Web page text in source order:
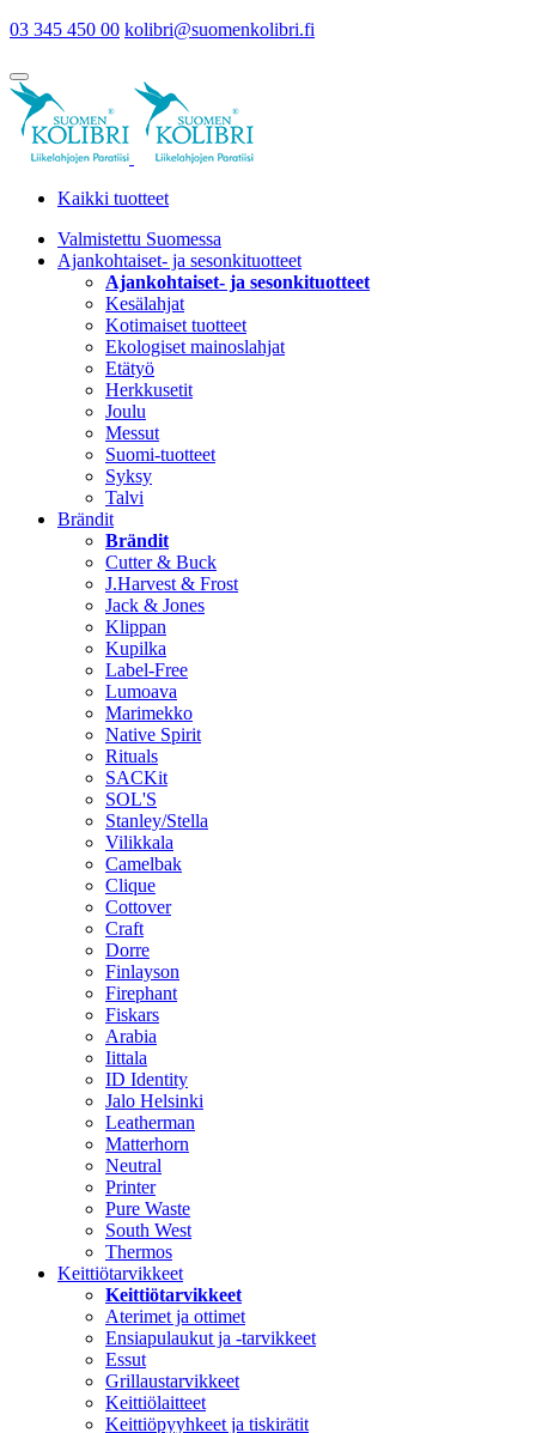
03 345 450 00 kolibri@suomenkolibri.fi
Kaikki tuotteet
Valmistettu Suomessa
Ajankohtaiset- ja sesonkituotteet
Ajankohtaiset- ja sesonkituotteet
Kesälahjat
Kotimaiset tuotteet
Ekologiset mainoslahjat
Etätyö
Herkkusetit
Joulu
Messut
Suomi-tuotteet
Syksy
Talvi
Brändit
Brändit
Cutter & Buck
J.Harvest & Frost
Jack & Jones
Klippan
Kupilka
Label-Free
Lumoava
Marimekko
Native Spirit
Rituals
SACKit
SOL'S
Stanley/Stella
Vilikkala
Camelbak
Clique
Cottover
Craft
Dorre
Finlayson
Firephant
Fiskars
Arabia
Iittala
ID Identity
Jalo Helsinki
Leatherman
Matterhorn
Neutral
Printer
Pure Waste
South West
Thermos
Keittiötarvikkeet
Keittiötarvikkeet
Aterimet ja ottimet
Ensiapulaukut ja -tarvikkeet
Essut
Grillaustarvikkeet
Keittiölaitteet
Keittiöpyyhkeet ja tiskirätit